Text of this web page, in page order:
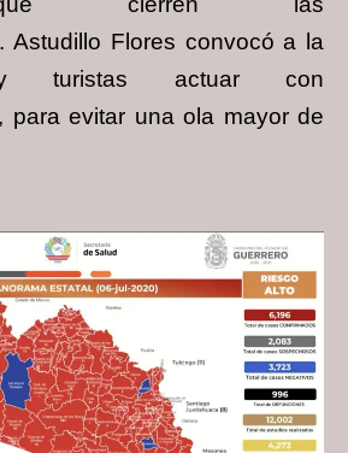
Astudillo Flores convocó a la
y turistas actuar con
para evitar una ola mayor de